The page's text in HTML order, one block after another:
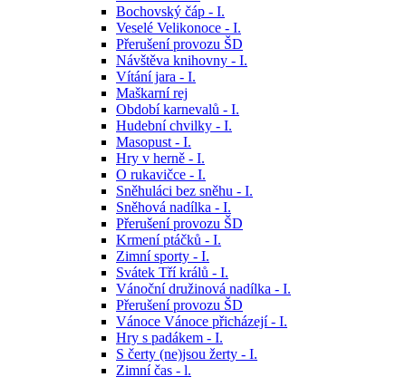
Bochovský čáp - I.
Veselé Velikonoce - I.
Přerušení provozu ŠD
Návštěva knihovny - I.
Vítání jara - I.
Maškarní rej
Období karnevalů - I.
Hudební chvilky - I.
Masopust - I.
Hry v herně - I.
O rukavičce - I.
Sněhuláci bez sněhu - I.
Sněhová nadílka - I.
Přerušení provozu ŠD
Krmení ptáčků - I.
Zimní sporty - I.
Svátek Tří králů - I.
Vánoční družinová nadílka - I.
Přerušení provozu ŠD
Vánoce Vánoce přicházejí - I.
Hry s padákem - I.
S čerty (ne)jsou žerty - I.
Zimní čas - l.